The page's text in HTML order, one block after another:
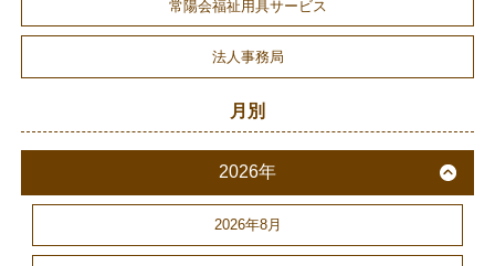
常陽会福祉用具サービス
法人事務局
月別
2026年
2026年8月